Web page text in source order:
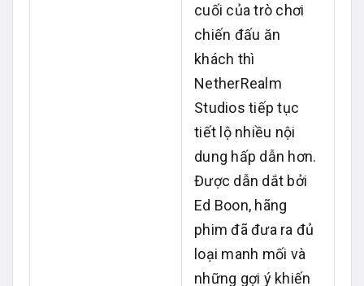
cuối của trò chơi
chiến đấu ăn
khách thì
NetherRealm
Studios tiếp tục
tiết lộ nhiều nội
dung hấp dẫn hơn.
Được dẫn dắt bởi
Ed Boon, hãng
phim đã đưa ra đủ
loại manh mối và
những gợi ý khiến